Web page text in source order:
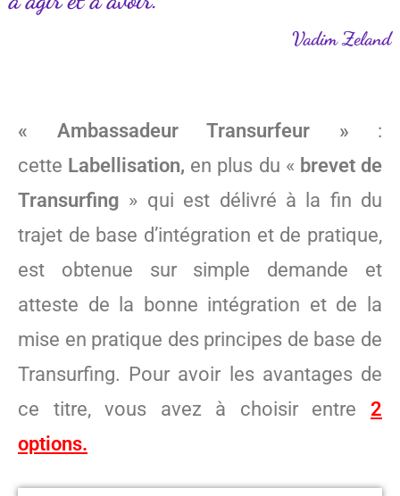
Vadim Zeland
« Ambassadeur Transurfeur » :
cette Labellisation, en plus du « brevet de
Transurfing » qui est délivré à la fin du
trajet de base d’intégration et de pratique,
est obtenue sur simple demande et
atteste de la bonne intégration et de la
mise en pratique des principes de base de
Transurfing. Pour avoir les avantages de
ce titre, vous avez à choisir entre 2
options.